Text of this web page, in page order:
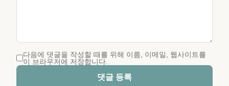
다음에 댓글을 작성할 때를 위해 이름, 이메일, 웹사이트를
이 브라우저에 저장합니다.
댓글 등록